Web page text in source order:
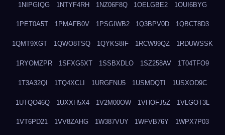
1NIPGIQG 1NTYF4RH 1NZ06F8Q 1OELGBE2 1OUI6BYG
1PET0A5T 1PMAFB0V 1PSGIWB2 1Q3BPV0D 1QBCT8D3
1QMT9XGT 1QWO8TSQ 1QYKS8IF 1RCW99QZ 1RDUWSSK
1RYOMZPR 1SFXG5XT 1SSBXDLO 1SZ258AV 1T04TFO9
1T3A32QI 1TQ4XCLI 1URGFNU5 1USMDQTI 1USXOD9C
1UTQO46Q 1UXXH5X4 1V2M00OW 1VHOFJ5Z 1VLGOT3L
1VT6PD21 1VV8ZAHG 1W387VUY 1WFVB76Y 1WPX7P03